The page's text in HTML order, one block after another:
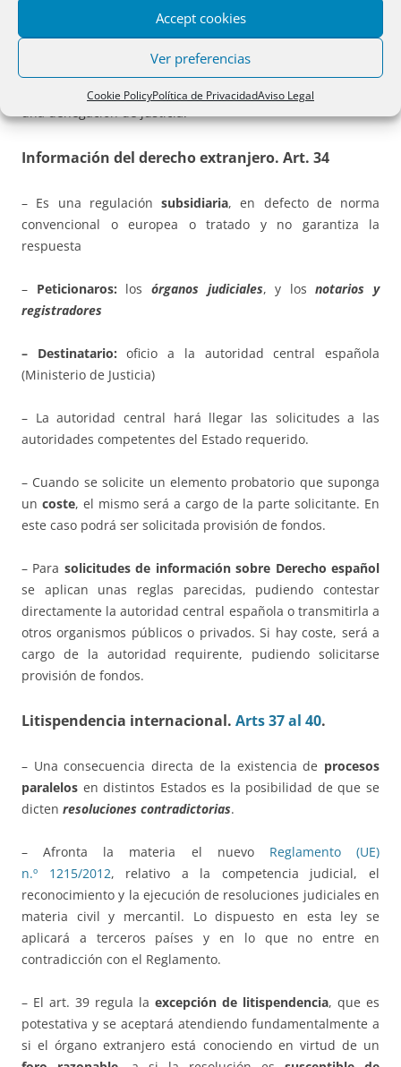
Accept cookies
Ver preferencias
Cookie PolicyPolítica de PrivacidadAviso Legal
si no ha sido posible
podrá aplicarse el Derecho español, en evitación así de
una denegación de justicia.
Información del derecho extranjero. Art. 34
– Es una regulación subsidiaria, en defecto de norma
convencional o europea o tratado y no garantiza la
respuesta
– Peticionaros: los órganos judiciales, y losnotarios y
registradores
– Destinatario: oficio a la autoridad central española
(Ministerio de Justicia)
– La autoridad central hará llegar las solicitudes a las
autoridades competentes del Estado requerido.
– Cuando se solicite un elemento probatorio que suponga
un coste, el mismo será a cargo de la parte solicitante. En
este caso podrá ser solicitada provisión de fondos.
– Para solicitudes de información sobre Derecho español
se aplican unas reglas parecidas, pudiendo contestar
directamente la autoridad central española o transmitirla a
otros organismos públicos o privados. Si hay coste, será a
cargo de la autoridad requirente, pudiendo solicitarse
provisión de fondos.
Litispendencia internacional. Arts 37 al 40.
– Una consecuencia directa de la existencia de procesos
paralelos en distintos Estados es la posibilidad de que se
dicten resoluciones contradictorias.
– Afronta la materia el nuevo Reglamento (UE)
n.º 1215/2012, relativo a la competencia judicial, el
reconocimiento y la ejecución de resoluciones judiciales en
materia civil y mercantil. Lo dispuesto en esta ley se
aplicará a terceros países y en lo que no entre en
contradicción con el Reglamento.
– El art. 39 regula la excepción de litispendencia, que es
potestativa y se aceptará atendiendo fundamentalmente a
si el órgano extranjero está conociendo en virtud de un